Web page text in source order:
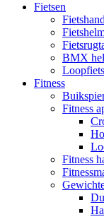
Fietsen
BMX
Fitness
Fitness
Fitness